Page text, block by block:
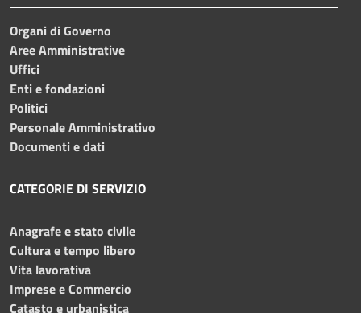
Organi di Governo
Aree Amministrative
Uffici
Enti e fondazioni
Politici
Personale Amministrativo
Documenti e dati
CATEGORIE DI SERVIZIO
Anagrafe e stato civile
Cultura e tempo libero
Vita lavorativa
Imprese e Commercio
Catasto e urbanistica